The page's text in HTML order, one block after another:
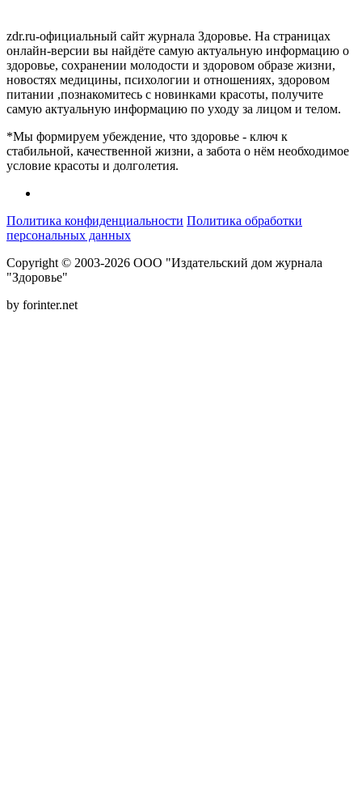
zdr.ru-официальный сайт журнала Здоровье. На страницах
онлайн-версии вы найдёте самую актуальную информацию о
здоровье, сохранении молодости и здоровом образе жизни,
новостях медицины, психологии и отношениях, здоровом
питании ,познакомитесь с новинками красоты, получите
самую актуальную информацию по уходу за лицом и телом.
*Мы формируем убеждение, что здоровье - ключ к
стабильной, качественной жизни, а забота о нём необходимое
условие красоты и долголетия.
Политика конфиденциальности Политика обработки
персональных данных
Copyright © 2003-2026 ООО "Издательский дом журнала
"Здоровье"
by forinter.net